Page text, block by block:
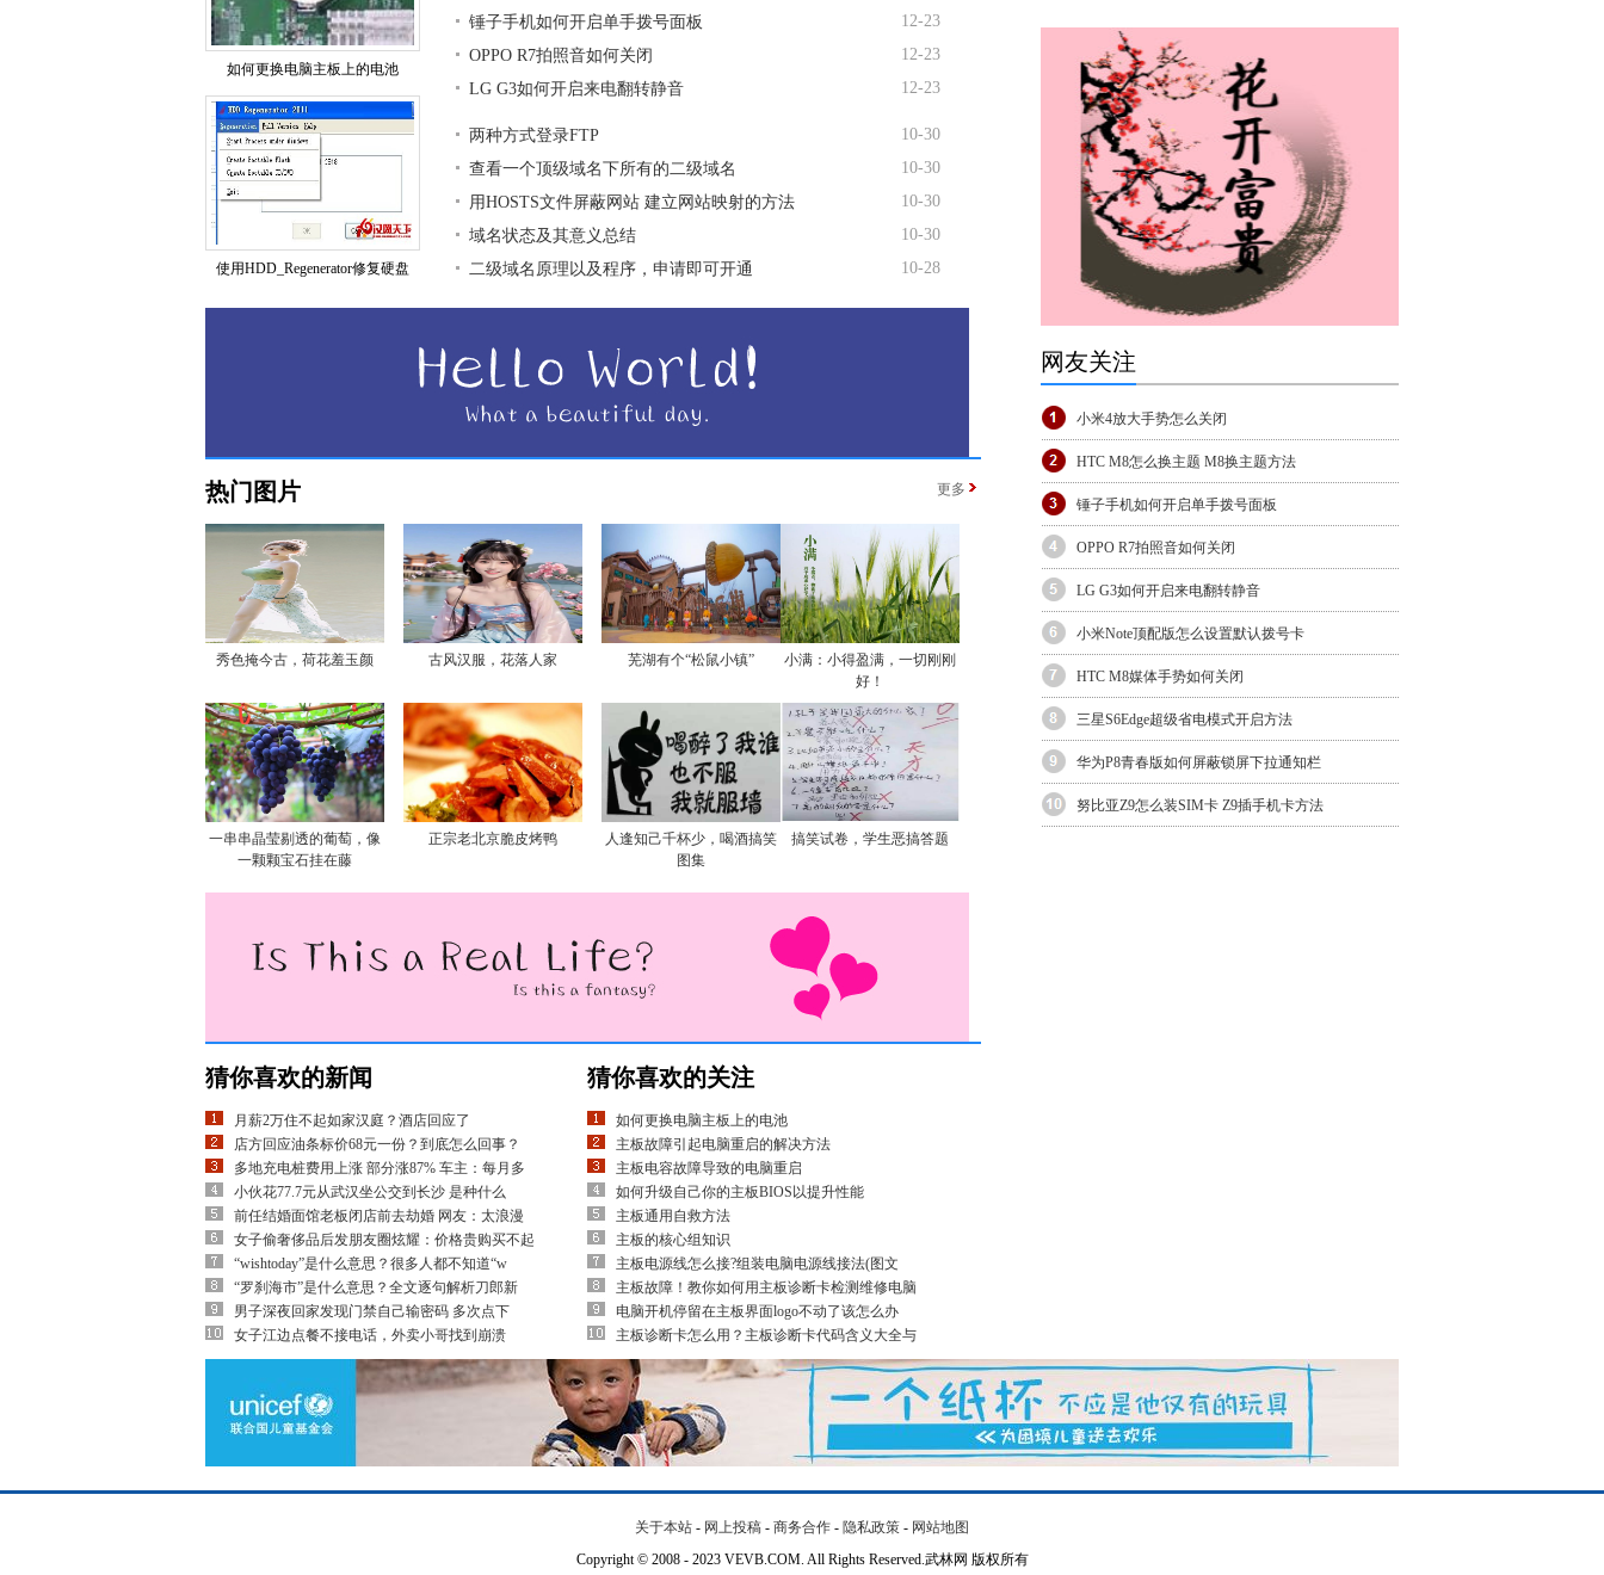
如何更换电脑主板上的电池
使用HDD_Regenerator修复硬盘
锤子手机如何开启单手拨号面板
12-23
OPPO R7拍照音如何关闭
12-23
LG G3如何开启来电翻转静音
12-23
两种方式登录FTP
10-30
查看一个顶级域名下所有的二级域名
10-30
用HOSTS文件屏蔽网站 建立网站映射的方法
10-30
域名状态及其意义总结
10-30
二级域名原理以及程序，申请即可开通
10-28
热门图片 更多
秀色掩今古，荷花羞玉颜 古风汉服，花落人家 芜湖有个“松鼠小镇”
小满：小得盈满，一切刚刚
好！
一串串晶莹剔透的葡萄，像
一颗颗宝石挂在藤
正宗老北京脆皮烤鸭
人逢知己千杯少，喝酒搞笑
图集
搞笑试卷，学生恶搞答题
猜你喜欢的新闻
月薪2万住不起如家汉庭？酒店回应了
店方回应油条标价68元一份？到底怎么回事？
多地充电桩费用上涨 部分涨87% 车主：每月多
小伙花77.7元从武汉坐公交到长沙 是种什么
前任结婚面馆老板闭店前去劫婚 网友：太浪漫
女子偷奢侈品后发朋友圈炫耀：价格贵购买不起
“wishtoday”是什么意思？很多人都不知道“w
“罗刹海市”是什么意思？全文逐句解析刀郎新
男子深夜回家发现门禁自己输密码 多次点下
女子江边点餐不接电话，外卖小哥找到崩溃
猜你喜欢的关注
如何更换电脑主板上的电池
主板故障引起电脑重启的解决方法
主板电容故障导致的电脑重启
如何升级自己你的主板BIOS以提升性能
主板通用自救方法
主板的核心组知识
主板电源线怎么接?组装电脑电源线接法(图文
主板故障！教你如何用主板诊断卡检测维修电脑
电脑开机停留在主板界面logo不动了该怎么办
主板诊断卡怎么用？主板诊断卡代码含义大全与
网友关注
小米4放大手势怎么关闭
HTC M8怎么换主题 M8换主题方法
锤子手机如何开启单手拨号面板
OPPO R7拍照音如何关闭
LG G3如何开启来电翻转静音
小米Note顶配版怎么设置默认拨号卡
HTC M8媒体手势如何关闭
三星S6Edge超级省电模式开启方法
华为P8青春版如何屏蔽锁屏下拉通知栏
努比亚Z9怎么装SIM卡 Z9插手机卡方法
关于本站 - 网上投稿 - 商务合作 - 隐私政策 - 网站地图
Copyright © 2008 - 2023 VEVB.COM. All Rights Reserved.武林网 版权所有